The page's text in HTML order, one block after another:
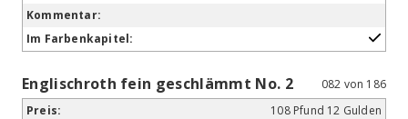
Englischroth fein geschlämmt No. 2
082 von 186
108 Pfund 12 Gulden